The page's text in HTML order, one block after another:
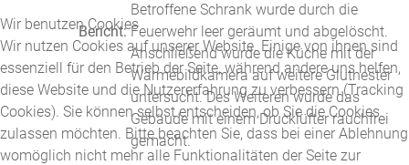
Bericht:
Betroffene Schrank wurde durch die
Feuerwehr leer geräumt und abgelöscht.
Anschließend wurde die Küche mit der
Wärmebildkamera auf weitere Glutnester
untersucht. Des Weiteren wurde das
Gebäude mit einem Drucklüfter rauchfrei
gemacht.
Wir benutzen Cookies
Wir nutzen Cookies auf unserer Website. Einige von ihnen sind
essenziell für den Betrieb der Seite, während andere uns helfen,
diese Website und die Nutzererfahrung zu verbessern (Tracking
Cookies). Sie können selbst entscheiden, ob Sie die Cookies
zulassen möchten. Bitte beachten Sie, dass bei einer Ablehnung
womöglich nicht mehr alle Funktionalitäten der Seite zur